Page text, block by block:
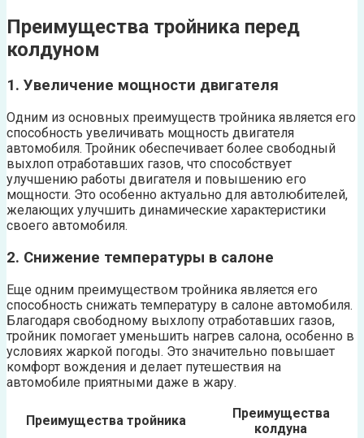
Преимущества тройника перед
колдуном
1. Увеличение мощности двигателя
Одним из основных преимуществ тройника является его
способность увеличивать мощность двигателя
автомобиля. Тройник обеспечивает более свободный
выхлоп отработавших газов, что способствует
улучшению работы двигателя и повышению его
мощности. Это особенно актуально для автолюбителей,
желающих улучшить динамические характеристики
своего автомобиля.
2. Снижение температуры в салоне
Еще одним преимуществом тройника является его
способность снижать температуру в салоне автомобиля.
Благодаря свободному выхлопу отработавших газов,
тройник помогает уменьшить нагрев салона, особенно в
условиях жаркой погоды. Это значительно повышает
комфорт вождения и делает путешествия на
автомобиле приятными даже в жару.
Преимущества тройника
Преимущества
колдуна